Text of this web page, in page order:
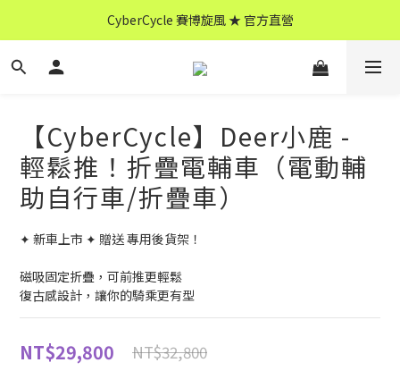
CyberCycle 賽博旋風 ★ 官方直營
↖ 全館消費滿 $599 免運 ↘
CyberCycle 賽博旋風 ★ 官方直營
【CyberCycle】Deer小鹿 -
輕鬆推！折疊電輔車（電動輔
助自行車/折疊車）
✦ 新車上市 ✦ 贈送 專用後貨架！
磁吸固定折疊，可前推更輕鬆
復古感設計，讓你的騎乘更有型
NT$29,800 NT$32,800